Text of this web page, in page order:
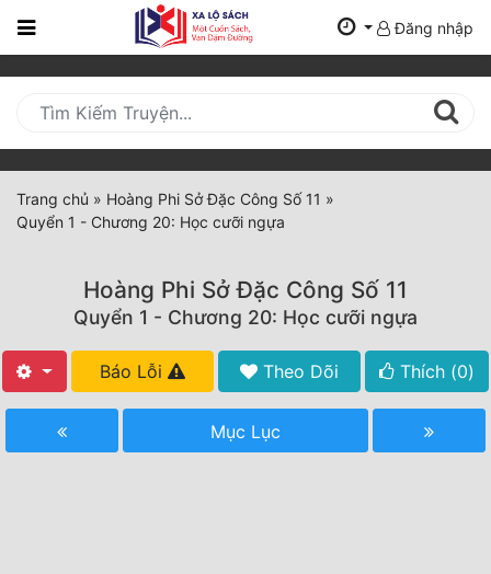
Trang
Mới
Cập
Nhật
(current)
Tất Cả
Hoàn Thành
Đăng nhập
Trang chủ » Hoàng Phi Sở Đặc Công Số 11 »
Quyển 1 - Chương 20: Học cưỡi ngựa
Hoàng Phi Sở Đặc Công Số 11
Quyển 1 - Chương 20: Học cưỡi ngựa
Báo Lỗi Theo Dõi Thích (0)
Mục Lục